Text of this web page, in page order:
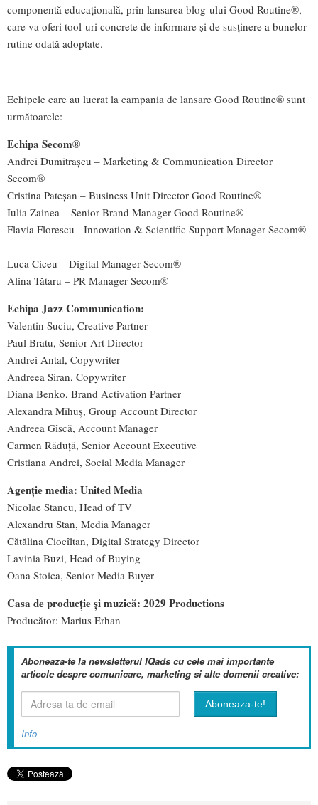
componentă educațională, prin lansarea blog-ului Good Routine®,
care va oferi tool-uri concrete de informare și de susținere a bunelor
rutine odată adoptate.
Echipele care au lucrat la campania de lansare Good Routine® sunt
următoarele:
Echipa Secom®
Andrei Dumitrașcu – Marketing & Communication Director
Secom®
Cristina Pateșan – Business Unit Director Good Routine®
Iulia Zainea – Senior Brand Manager Good Routine®
Flavia Florescu - Innovation & Scientific Support Manager Secom®
Luca Ciceu – Digital Manager Secom®
Alina Tătaru – PR Manager Secom®
Echipa Jazz Communication:
Valentin Suciu, Creative Partner
Paul Bratu, Senior Art Director
Andrei Antal, Copywriter
Andreea Siran, Copywriter
Diana Benko, Brand Activation Partner
Alexandra Mihuș, Group Account Director
Andreea Gîscă, Account Manager
Carmen Răduță, Senior Account Executive
Cristiana Andrei, Social Media Manager
Agenție media: United Media
Nicolae Stancu, Head of TV
Alexandru Stan, Media Manager
Cătălina Ciocîltan, Digital Strategy Director
Lavinia Buzi, Head of Buying
Oana Stoica, Senior Media Buyer
Casa de producție și muzică: 2029 Productions
Producător: Marius Erhan
Aboneaza-te la newsletterul IQads cu cele mai importante
articole despre comunicare, marketing si alte domenii creative:
Info